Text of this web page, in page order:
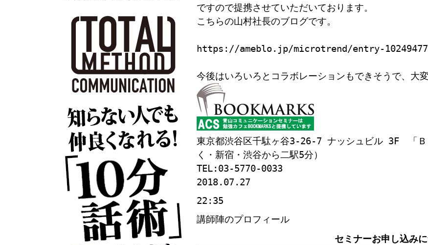
ですので提携させていただいております。
こちらの山村社長のブログです。
https://ameblo.jp/microtrend/entry-
今後はいろいろとコラボレーションもできそうで、大
東京都渋谷区千駄ヶ谷3-26-7 ナッシュビル 3F 「
く・新宿・渋谷から二駅5分）
TEL:03-5770-0033
2018.07.27
22:35
講師陣のプロフィール
セミナーお申し込み